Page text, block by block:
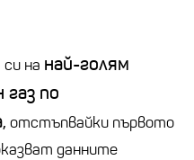
на най-голям
газ по
отстъпвайки първото
данните